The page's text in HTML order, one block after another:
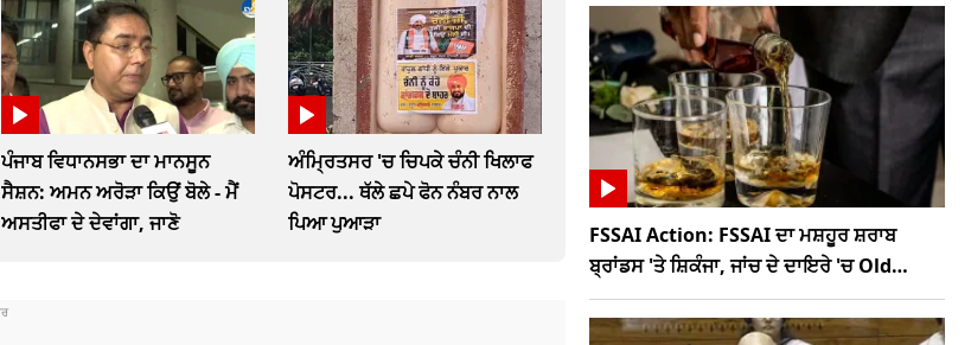
ਪੰਜਾਬ ਵਿਧਾਨਸਭਾ ਦਾ ਮਾਨਸੂਨ
ਸੈਸ਼ਨ: ਅਮਨ ਅਰੋੜਾ ਕਿਉਂ ਬੋਲੇ - ਮੈਂ
ਅਸਤੀਫਾ ਦੇ ਦੇਵਾਂਗਾ, ਜਾਣੋ
ਅੰਮ੍ਰਿਤਸਰ 'ਚ ਚਿਪਕੇ ਚੰਨੀ ਖਿਲਾਫ
ਪੋਸਟਰ... ਥੱਲੇ ਛਪੇ ਫੋਨ ਨੰਬਰ ਨਾਲ
ਪਿਆ ਪੁਆੜਾ
FSSAI Action: FSSAI ਦਾ ਮਸ਼ਹੂਰ ਸ਼ਰਾਬ
ਬ੍ਰਾਂਡਸ 'ਤੇ ਸ਼ਿਕੰਜਾ, ਜਾਂਚ ਦੇ ਦਾਇਰੇ 'ਚ Old
Monk, McDowells